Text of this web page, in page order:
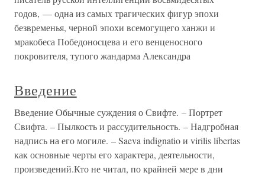
годов, — одна из самых трагических фигур эпохи
безвременья, черной эпохи всемогущего ханжи и
мракобеса Победоносцева и его венценосного
покровителя, тупого жандарма Александра
Введение
Введение Обычные суждения о Свифте. – Портрет
Свифта. – Пылкость и рассудительность. – Надгробная
надпись на его могиле. – Saeva indignatio и virilis libertas
как основные черты его характера, деятельности,
произведений.Кто не читал, по крайней мере в дни